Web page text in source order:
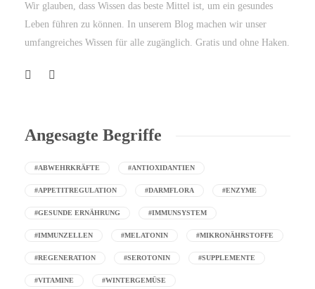
Wir glauben, dass Wissen das beste Mittel ist, um ein gesundes
Leben führen zu können. In unserem Blog machen wir unser
umfangreiches Wissen für alle zugänglich. Gratis und ohne Haken.
Angesagte Begriffe
#ABWEHRKRÄFTE #ANTIOXIDANTIEN
#APPETITREGULATION #DARMFLORA #ENZYME
#GESUNDE ERNÄHRUNG #IMMUNSYSTEM
#IMMUNZELLEN #MELATONIN #MIKRONÄHRSTOFFE
#REGENERATION #SEROTONIN #SUPPLEMENTE
#VITAMINE #WINTERGEMÜSE